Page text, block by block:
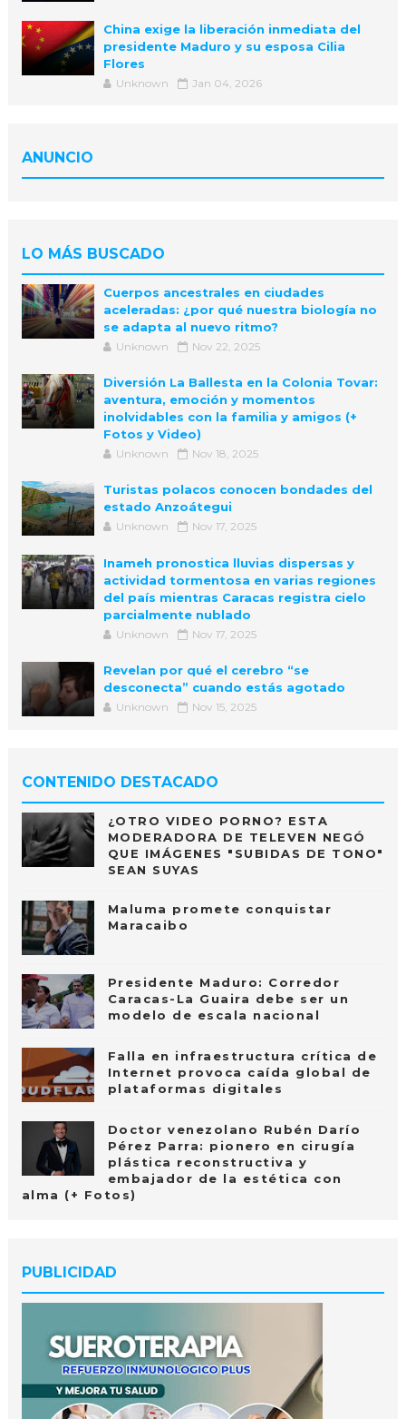
China exige la liberación inmediata del
presidente Maduro y su esposa Cilia
Flores
Unknown Jan 04, 2026
ANUNCIO
LO MÁS BUSCADO
Cuerpos ancestrales en ciudades
aceleradas: ¿por qué nuestra biología no
se adapta al nuevo ritmo?
Unknown Nov 22, 2025
Diversión La Ballesta en la Colonia Tovar:
aventura, emoción y momentos
inolvidables con la familia y amigos (+
Fotos y Video)
Unknown Nov 18, 2025
Turistas polacos conocen bondades del
estado Anzoátegui
Unknown Nov 17, 2025
Inameh pronostica lluvias dispersas y
actividad tormentosa en varias regiones
del país mientras Caracas registra cielo
parcialmente nublado
Unknown Nov 17, 2025
Revelan por qué el cerebro “se
desconecta” cuando estás agotado
Unknown Nov 15, 2025
CONTENIDO DESTACADO
¿OTRO VIDEO PORNO? ESTA
MODERADORA DE TELEVEN NEGÓ
QUE IMÁGENES "SUBIDAS DE TONO"
SEAN SUYAS
Maluma promete conquistar
Maracaibo
Presidente Maduro: Corredor
Caracas-La Guaira debe ser un
modelo de escala nacional
Falla en infraestructura crítica de
Internet provoca caída global de
plataformas digitales
Doctor venezolano Rubén Darío
Pérez Parra: pionero en cirugía
plástica reconstructiva y
embajador de la estética con
alma (+ Fotos)
PUBLICIDAD